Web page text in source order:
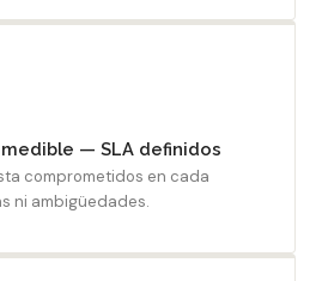
— SLA definidos
comprometidos en cada
ni ambigüedades.